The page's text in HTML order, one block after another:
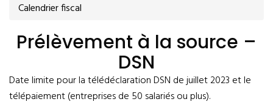
Calendrier fiscal
Prélèvement à la source –
DSN
Date limite pour la télédéclaration DSN de juillet 2023 et le
télépaiement (entreprises de 50 salariés ou plus).